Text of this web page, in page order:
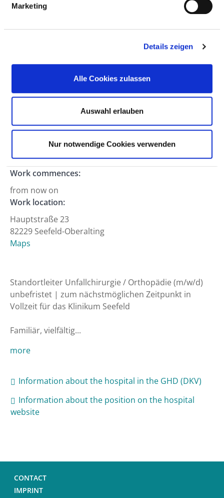
Marketing
Details zeigen
Alle Cookies zulassen
Auswahl erlauben
Nur notwendige Cookies verwenden
Hauptstraße 23
Approach
Professional field:
Hierarchy level:
Specialist registrar (m/f)
Department:
Working hours:
Full-time
Work commences:
from now on
Work location:
Hauptstraße 23
82229 Seefeld-Oberalting
Maps
Standortleiter Unfallchirurgie / Orthopädie (m/w/d)
unbefristet | zum nächstmöglichen Zeitpunkt in
Vollzeit für das Klinikum Seefeld
Familiär, vielfältig...
more
Information about the hospital in the GHD (DKV)
Information about the position on the hospital
website
CONTACT
IMPRINT